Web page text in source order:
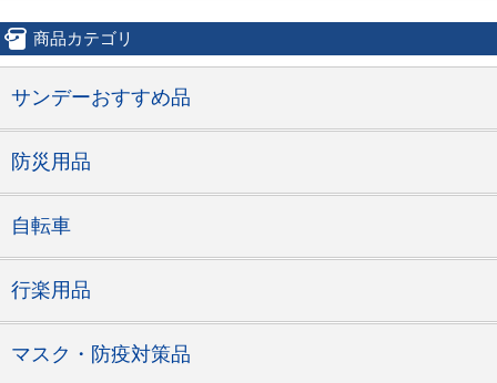
商品カテゴリ
サンデーおすすめ品
防災用品
自転車
行楽用品
マスク・防疫対策品